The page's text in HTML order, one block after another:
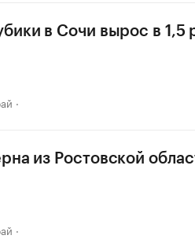
в Сочи вырос в 1,5
из Ростовской